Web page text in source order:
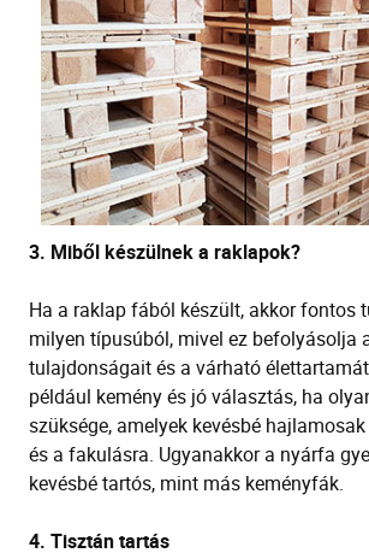
3. Miből készülnek a raklapok?
Ha a raklap fából készült, akkor fontos
milyen típusúból, mivel ez befolyásolja
tulajdonságait és a várható
például kemény és jó választás, ha
szüksége, amelyek kevésbé hajlamosak
és a fakulásra. Ugyanakkor a nyárfa
kevésbé tartós, mint más keményfák.
4. Tisztán tartás